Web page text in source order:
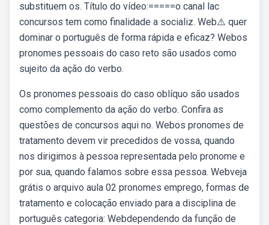
substituem os. Título do vídeo:=====o canal lac
concursos tem como finalidade a socializ. Web⚠️ quer
dominar o português de forma rápida e eficaz? Webos
pronomes pessoais do caso reto são usados como
sujeito da ação do verbo.
Os pronomes pessoais do caso oblíquo são usados
como complemento da ação do verbo. Confira as
questões de concursos aqui no. Webos pronomes de
tratamento devem vir precedidos de vossa, quando
nos dirigimos à pessoa representada pelo pronome e
por sua, quando falamos sobre essa pessoa. Webveja
grátis o arquivo aula 02 pronomes emprego, formas de
tratamento e colocação enviado para a disciplina de
português categoria: Webdependendo da função de